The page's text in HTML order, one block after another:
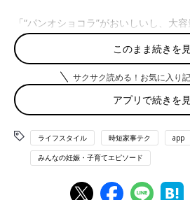
「“パンオショコラ”がおいしいし、大
よぴよこ）
「“ロティサリーチキン”！丸鶏なのに
き”も厚手で使いやすいので、必ず買
出れないママ）
「“豚ひき肉”。80％赤身が入っている
てもとても安い！私が購入したときは
でした。うちの子どもたちは合い挽き
このまま続きを
サクサク読める！お気に入り
アプリで続きを
ライフスタイル 時短家事テク app
みんなの妊娠・子育てエピソード